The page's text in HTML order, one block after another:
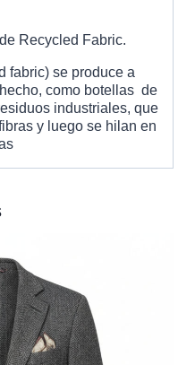
Recycled Fabric.
fabric) se produce a
como botellas de
industriales, que
y luego se hilan en